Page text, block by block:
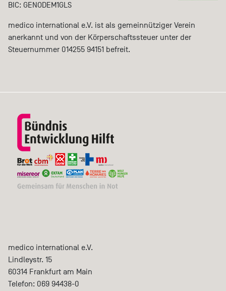
BIC: GENODEM1GLS
medico international e.V. ist als gemeinnütziger Verein
anerkannt und von der Körperschaftssteuer unter der
Steuernummer 014255 94151 befreit.
medico international e.V.
Lindleystr. 15
60314 Frankfurt am Main
Telefon: 069 94438-0